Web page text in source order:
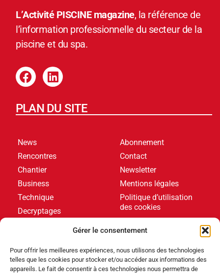
Gérer le consentement
Pour offrir les meilleures expériences, nous utilisons des technologies
telles que les cookies pour stocker et/ou accéder aux informations des
appareils. Le fait de consentir à ces technologies nous permettra de
L’Activité PISCINE magazine, la référence de
l’information professionnelle du secteur de la
piscine et du spa.
PLAN DU SITE
News
Rencontres
Chantier
Business
Technique
Decryptages
Abonnement
Contact
Newsletter
Mentions légales
Politique d’utilisation
des cookies
DERNIERS ARTICLES